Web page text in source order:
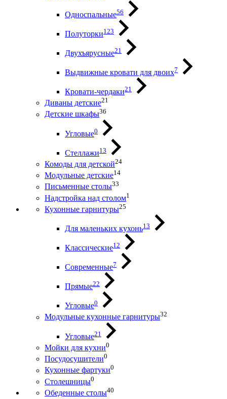
Односпальные56
Полуторки123
Двухъярусные21
Выдвижные кровати для двоих7
Кровати-чердаки21
Диваны детские21
Детские шкафы36
Угловые0
Стеллажи13
Комоды для детской24
Модульные детские14
Письменные столы33
Надстройка над столом1
Кухонные гарнитуры25
Для маленьких кухонь13
Классические12
Современные7
Прямые22
Угловые0
Модульные кухонные гарнитуры32
Угловые21
Мойки для кухни0
Посудосушители0
Кухонные фартуки0
Столешницы0
Обеденные столы40